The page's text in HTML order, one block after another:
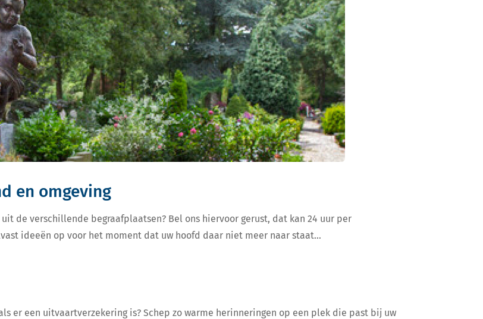
en omgeving
de verschillende begraafplaatsen? Bel ons hiervoor gerust, dat kan 24 uur per
ideeën op voor het moment dat uw hoofd daar niet meer naar staat…
er een uitvaartverzekering is? Schep zo warme herinneringen op een plek die past bij uw